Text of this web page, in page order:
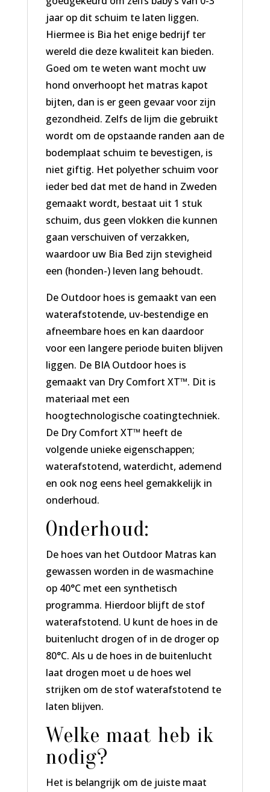
jaar op dit schuim te laten liggen.
Hiermee is Bia het enige bedrijf ter
wereld die deze kwaliteit kan bieden.
Goed om te weten want mocht uw
hond onverhoopt het matras kapot
bijten, dan is er geen gevaar voor zijn
gezondheid. Zelfs de lijm die gebruikt
wordt om de opstaande randen aan de
bodemplaat schuim te bevestigen, is
niet giftig. Het polyether schuim voor
ieder bed dat met de hand in Zweden
gemaakt wordt, bestaat uit 1 stuk
schuim, dus geen vlokken die kunnen
gaan verschuiven of verzakken,
waardoor uw Bia Bed zijn stevigheid
een (honden-) leven lang behoudt.
De Outdoor hoes is gemaakt van een
waterafstotende, uv-bestendige en
afneembare hoes en kan daardoor
voor een langere periode buiten blijven
liggen. De BIA Outdoor hoes is
gemaakt van Dry Comfort XT™. Dit is
materiaal met een
hoogtechnologische coatingtechniek.
De Dry Comfort XT™ heeft de
volgende unieke eigenschappen;
waterafstotend, waterdicht, ademend
en ook nog eens heel gemakkelijk in
onderhoud.
Onderhoud:
De hoes van het Outdoor Matras kan
gewassen worden in de wasmachine
op 40°C met een synthetisch
programma. Hierdoor blijft de stof
waterafstotend. U kunt de hoes in de
buitenlucht drogen of in de droger op
80°C. Als u de hoes in de buitenlucht
laat drogen moet u de hoes wel
strijken om de stof waterafstotend te
laten blijven.
Welke maat heb ik
nodig?
Het is belangrijk om de juiste maat